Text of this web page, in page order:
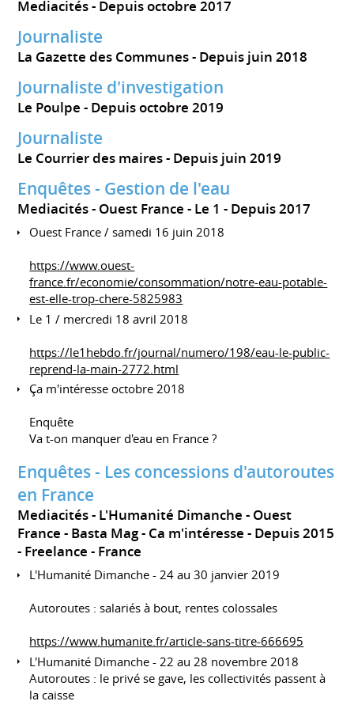
Mediacités Depuis octobre 2017
Journaliste
La Gazette des Communes Depuis juin 2018
Journaliste d'investigation
Le Poulpe Depuis octobre 2019
Journaliste
Le Courrier des maires Depuis juin 2019
Enquêtes - Gestion de l'eau
Mediacités - Ouest France - Le 1 Depuis 2017
Ouest France / samedi 16 juin 2018
https://www.ouest-
france.fr/economie/consommation/notre-eau-potable-
est-elle-trop-chere-5825983
Le 1 / mercredi 18 avril 2018
https://le1hebdo.fr/journal/numero/198/eau-le-public-
reprend-la-main-2772.html
Ça m'intéresse octobre 2018
Enquête
Va t-on manquer d'eau en France ?
Enquêtes - Les concessions d'autoroutes
en France
Mediacités - L'Humanité Dimanche - Ouest
France - Basta Mag - Ca m'intéresse
Depuis 2015
Freelance
France
L'Humanité Dimanche - 24 au 30 janvier 2019
Autoroutes : salariés à bout, rentes colossales
https://www.humanite.fr/article-sans-titre-666695
L'Humanité Dimanche - 22 au 28 novembre 2018
Autoroutes : le privé se gave, les collectivités passent à
la caisse